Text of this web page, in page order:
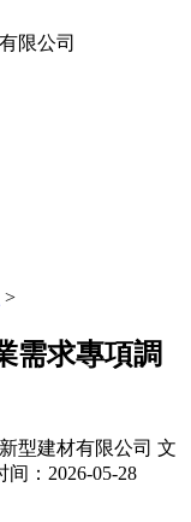
>
需求專項調
型建材有限公司 文
间：2026-05-28